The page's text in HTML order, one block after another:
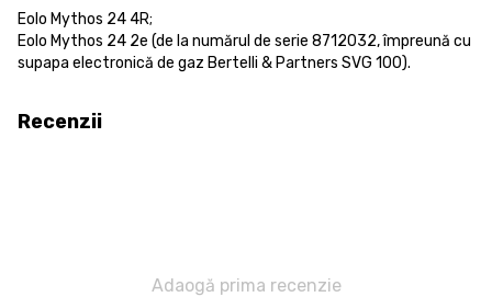
Eolo Mythos 24 4R;
Eolo Mythos 24 2e (de la numărul de serie 8712032, împreună cu
supapa electronică de gaz Bertelli & Partners SVG 100).
Recenzii
Adaogă prima recenzie